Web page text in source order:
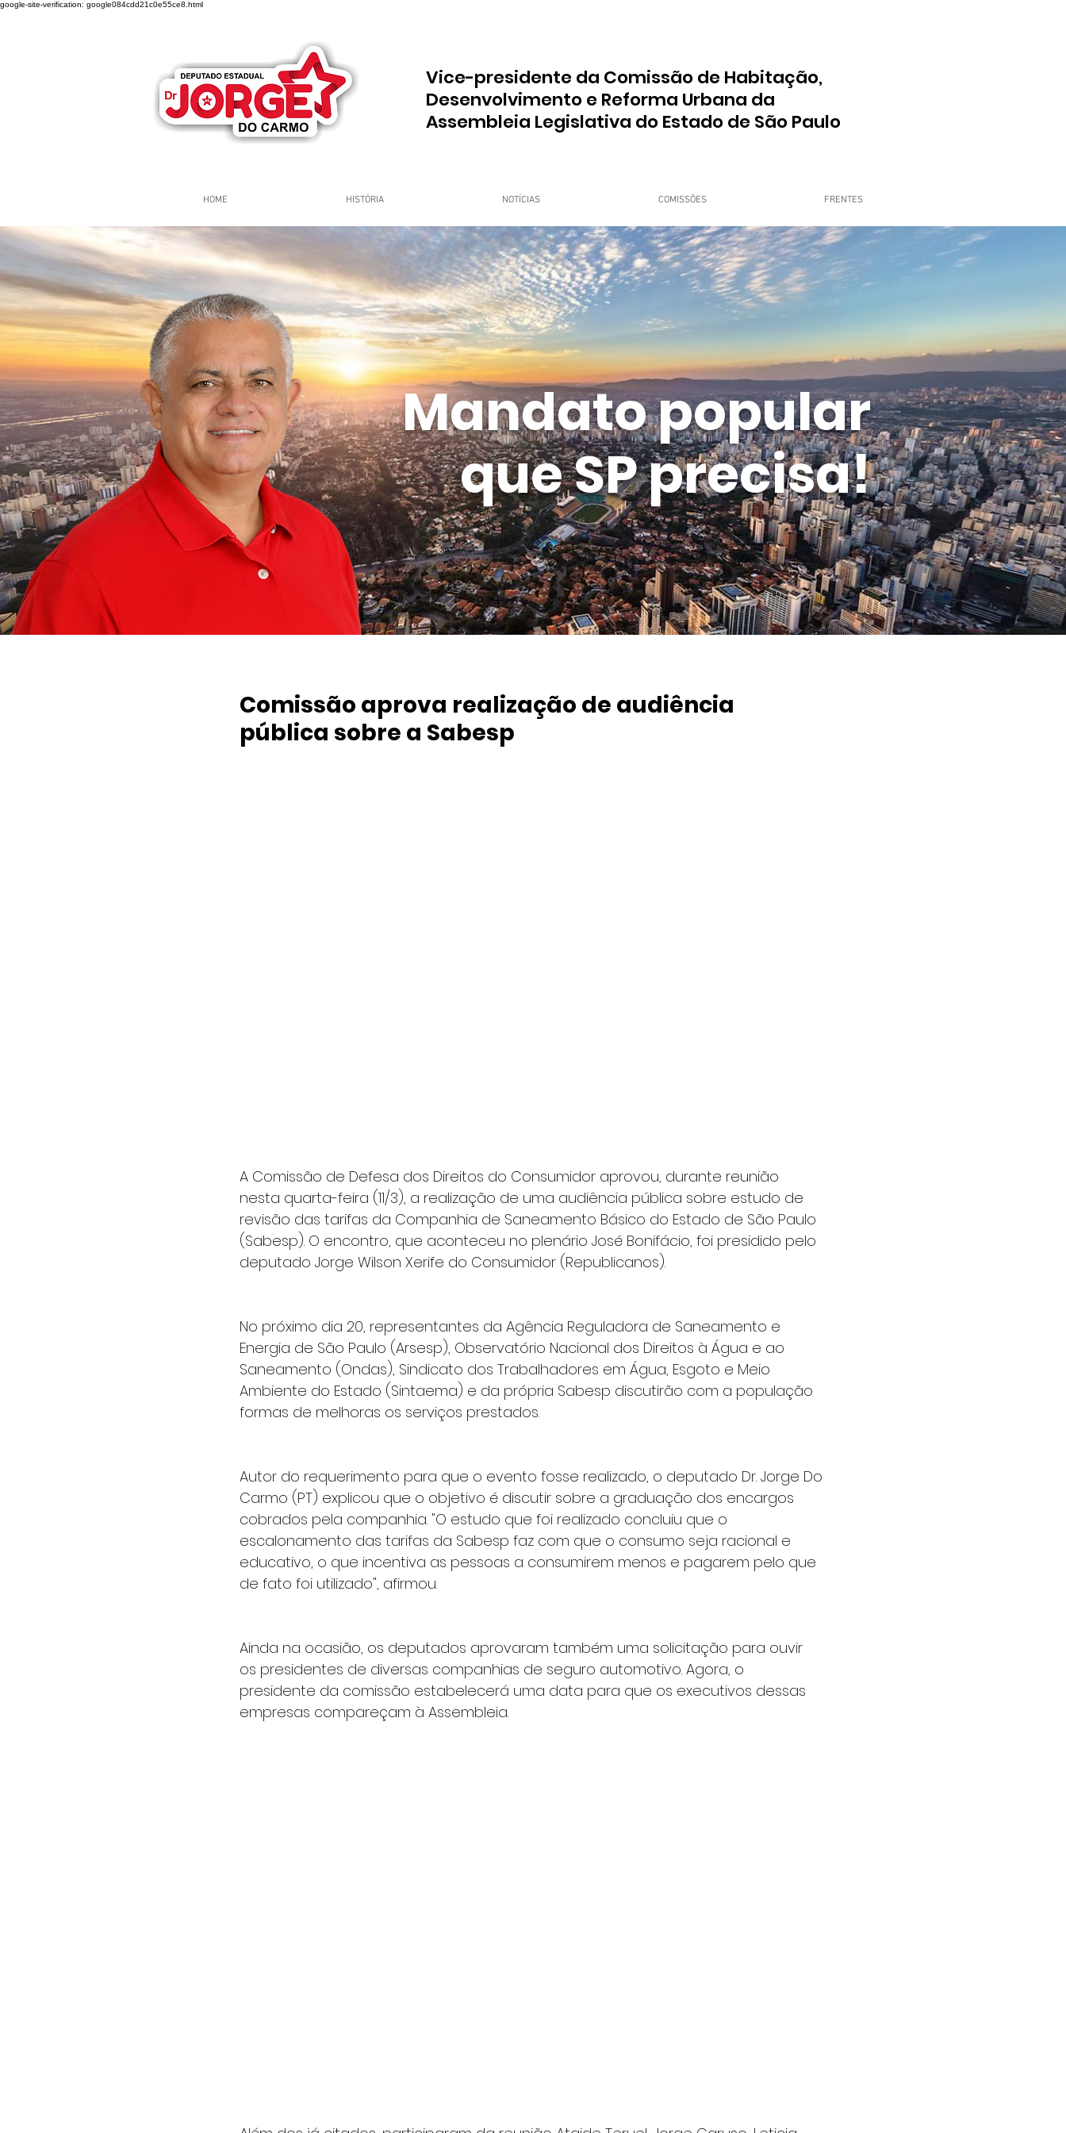
google-site-verification: google084cdd21c0e55ce8.html
Vice-presidente da Comissão de Habitação,
Desenvolvimento e Reforma Urbana da
Assembleia Legislativa do Estado de São Paulo
HOME HISTÓRIA NOTÍCIAS COMISSÕES FRENTES
Comissão aprova realização de audiência
pública sobre a Sabesp
A Comissão de Defesa dos Direitos do Consumidor aprovou, durante reunião
nesta quarta-feira (11/3), a realização de uma audiência pública sobre estudo de
revisão das tarifas da Companhia de Saneamento Básico do Estado de São Paulo
(Sabesp). O encontro, que aconteceu no plenário José Bonifácio, foi presidido pelo
deputado Jorge Wilson Xerife do Consumidor (Republicanos).
No próximo dia 20, representantes da Agência Reguladora de Saneamento e
Energia de São Paulo (Arsesp), Observatório Nacional dos Direitos à Água e ao
Saneamento (Ondas), Sindicato dos Trabalhadores em Água, Esgoto e Meio
Ambiente do Estado (Sintaema) e da própria Sabesp discutirão com a população
formas de melhoras os serviços prestados.
Autor do requerimento para que o evento fosse realizado, o deputado Dr. Jorge Do
Carmo (PT) explicou que o objetivo é discutir sobre a graduação dos encargos
cobrados pela companhia. "O estudo que foi realizado concluiu que o
escalonamento das tarifas da Sabesp faz com que o consumo seja racional e
educativo, o que incentiva as pessoas a consumirem menos e pagarem pelo que
de fato foi utilizado", afirmou.
Ainda na ocasião, os deputados aprovaram também uma solicitação para ouvir
os presidentes de diversas companhias de seguro automotivo. Agora, o
presidente da comissão estabelecerá uma data para que os executivos dessas
empresas compareçam à Assembleia.
Mandato popular
que SP precisa!